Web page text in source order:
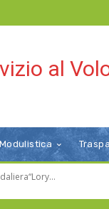
al
Modulistica